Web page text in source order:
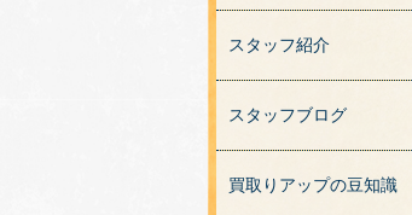
スタッフ紹介
スタッフブログ
買取りアップの豆知識